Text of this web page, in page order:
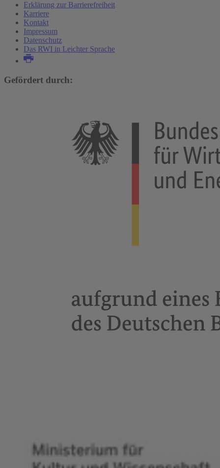
Erklärung zur Barrierefreiheit
Karriere
Kontakt
Impressum
Datenschutz
Das RWI in Leichter Sprache
Gefördert durch: